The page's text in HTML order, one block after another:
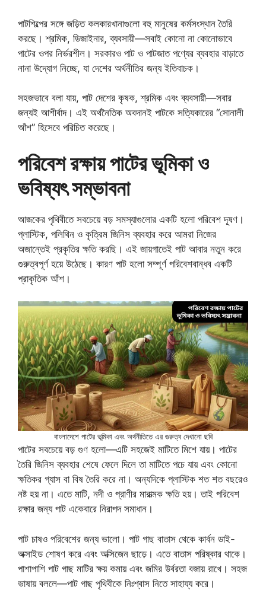
পাটশিল্পের সঙ্গে জড়িত কলকারখানাগুলো বহু মানুষের কর্মসংস্থান তৈরি
করছে। শ্রমিক, ডিজাইনার, ব্যবসায়ী—সবাই কোনো না কোনোভাবে
পাটের ওপর নির্ভরশীল। সরকারও পাট ও পাটজাত পণ্যের ব্যবহার বাড়াতে
নানা উদ্যোগ নিচ্ছে, যা দেশের অর্থনীতির জন্য ইতিবাচক।
সহজভাবে বলা যায়, পাট দেশের কৃষক, শ্রমিক এবং ব্যবসায়ী—সবার
জন্যই আশীর্বাদ। এই অর্থনৈতিক অবদানই পাটকে সত্যিকারের “সোনালী
আঁশ” হিসেবে পরিচিত করেছে।
পরিবেশ রক্ষায় পাটের ভূমিকা ও
ভবিষ্যৎ সম্ভাবনা
আজকের পৃথিবীতে সবচেয়ে বড় সমস্যাগুলোর একটি হলো পরিবেশ দূষণ।
প্লাস্টিক, পলিথিন ও কৃত্রিম জিনিস ব্যবহার করে আমরা নিজের
অজান্তেই প্রকৃতির ক্ষতি করছি। এই জায়গাতেই পাট আবার নতুন করে
গুরুত্বপূর্ণ হয়ে উঠেছে। কারণ পাট হলো সম্পূর্ণ পরিবেশবান্ধব একটি
প্রাকৃতিক আঁশ।
বাংলাদেশে পাটের ভূমিকা এবং অর্থনীতিতে এর গুরুত্ব দেখানো ছবি
পাটের সবচেয়ে বড় গুণ হলো—এটি সহজেই মাটিতে মিশে যায়। পাটের
তৈরি জিনিস ব্যবহার শেষে ফেলে দিলে তা মাটিতে পচে যায় এবং কোনো
ক্ষতিকর গ্যাস বা বিষ তৈরি করে না। অন্যদিকে প্লাস্টিক শত শত বছরেও
নষ্ট হয় না। এতে মাটি, নদী ও প্রাণীর মারাত্মক ক্ষতি হয়। তাই পরিবেশ
রক্ষার জন্য পাট একেবারে নিরাপদ সমাধান।
পাট চাষও পরিবেশের জন্য ভালো। পাট গাছ বাতাস থেকে কার্বন ডাই-
অক্সাইড শোষণ করে এবং অক্সিজেন ছাড়ে। এতে বাতাস পরিষ্কার থাকে।
পাশাপাশি পাট গাছ মাটির ক্ষয় কমায় এবং জমির উর্বরতা বজায় রাখে। সহজ
ভাষায় বললে—পাট গাছ পৃথিবীকে নিঃশ্বাস নিতে সাহায্য করে।